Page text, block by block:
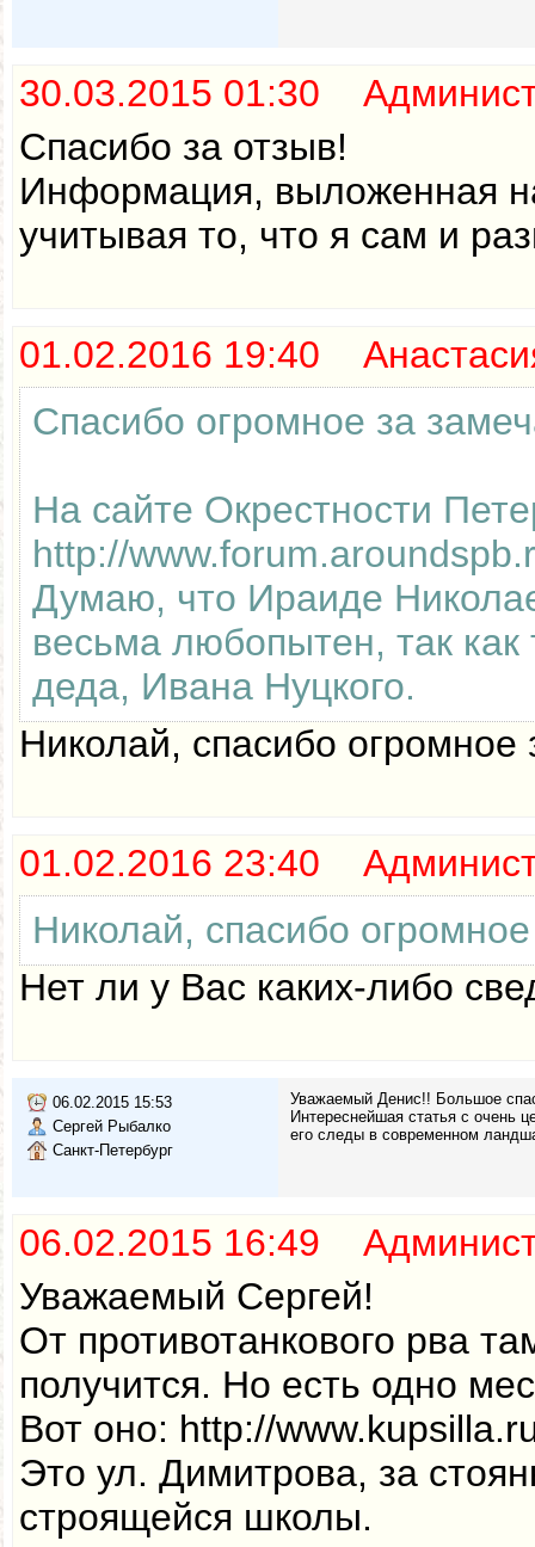
30.03.2015 01:30
Спасибо за отзыв!
Информация, выложенная
учитывая то, что я сам и
01.02.2016 19:40
Спасибо огромное за
На сайте Окрестности
http://
Думаю, что Ираиде
весьма любопытен, так
деда, Ивана Нуцкого.
Николай, спасибо
01.02.2016 23:40
Николай, спасибо
Нет ли у Вас каких-либо
06.02.2015 15:53
Сергей Рыбалко
Санкт-Петербург
Уважаемый Денис!! Большое
Интереснейшая статья с очень
его следы в современном
06.02.2015 16:49
Уважаемый Сергей!
От противотанкового рва
получится. Но есть одно
Вот оно: http://
Это ул. Димитрова, за
строящейся школы.